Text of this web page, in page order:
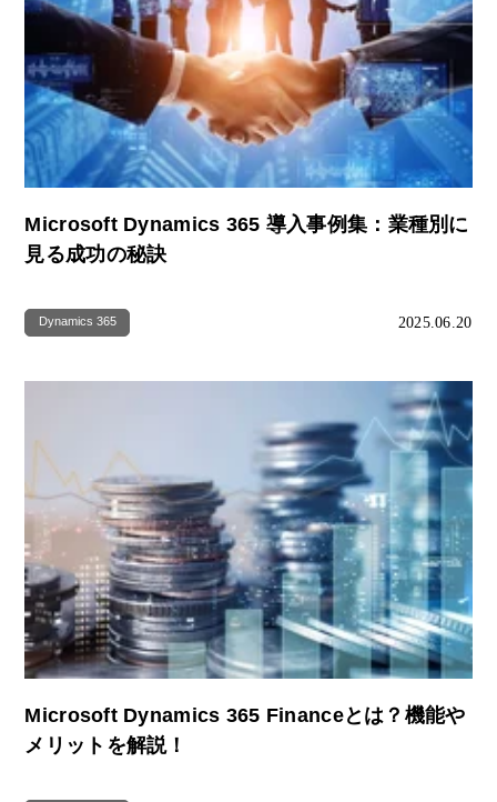
Microsoft Dynamics 365 導入事例集：業種別に
見る成功の秘訣
Dynamics 365 2025.06.20
Microsoft Dynamics 365 Financeとは？機能や
メリットを解説！